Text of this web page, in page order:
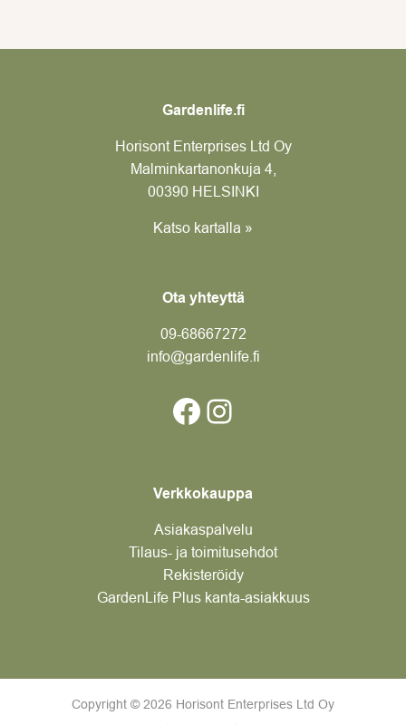
Gardenlife.fi
Horisont Enterprises Ltd Oy
Malminkartanonkuja 4,
00390 HELSINKI
Katso kartalla »
Ota yhteyttä
09-68667272
info@gardenlife.fi
Facebook
Instagram
Verkkokauppa
Asiakaspalvelu
Tilaus- ja toimitusehdot
Rekisteröidy
GardenLife Plus kanta-asiakkuus
Copyright © 2026 Horisont Enterprises Ltd Oy